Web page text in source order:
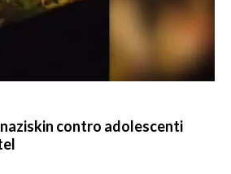
contro adolescenti